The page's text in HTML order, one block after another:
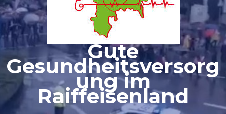
Gute
Gesundheitsversorg
ung im
Raiffeisenland